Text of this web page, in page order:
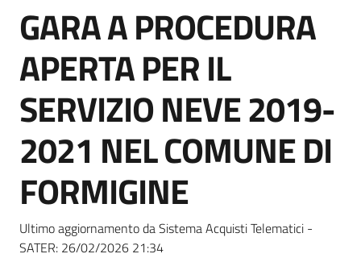
Bandi
e
di
Supporto
telematiche
Salta al contenuto
GARA A PROCEDURA
APERTA PER IL
SERVIZIO NEVE 2019-
2021 NEL COMUNE DI
FORMIGINE
Ultimo aggiornamento da Sistema Acquisti Telematici -
SATER: 26/02/2026 21:34